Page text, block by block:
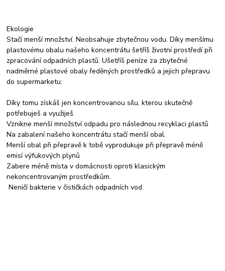
Ekologie
Stačí menší množství. Neobsahuje zbytečnou vodu. Díky menšímu
plastovému obalu našeho koncentrátu šetříš životní prostředí při
zpracování odpadních plastů. Ušetříš peníze za zbytečné
nadměrné plastové obaly ředěných prostředků a jejich přepravu
do supermarketu.
Díky tomu získáš jen koncentrovanou sílu, kterou skutečně
potřebuješ a využiješ
Vznikne menší množství odpadu pro následnou recyklaci plastů
Na zabalení našeho koncentrátu stačí menší obal.
Menší obal při přepravě k tobě vyprodukuje při přepravě méně
emisí výfukových plynů
Zabere méně místa v domácnosti oproti klasickým
nekoncentrovaným prostředkům.
Neničí bakterie v čističkách odpadních vod.